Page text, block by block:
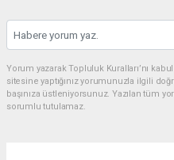
Yorum yazarak Topluluk Kuralları’nı
sitesine yaptığınız yorumunuzla ilgili
başınıza üstleniyorsunuz. Yazılan tüm
sorumlu tutulamaz.